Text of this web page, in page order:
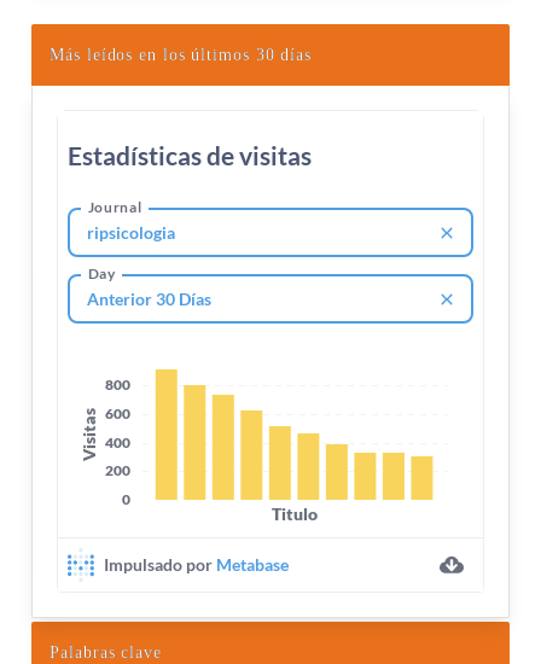
Más leídos en los últimos 30 días
Palabras clave